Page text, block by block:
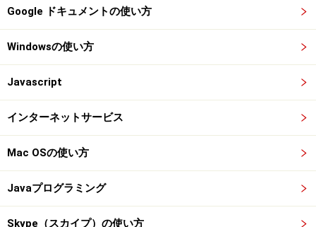
Google ドキュメントの使い方
Windowsの使い方
Javascript
インターネットサービス
Mac OSの使い方
Javaプログラミング
Skype（スカイプ）の使い方